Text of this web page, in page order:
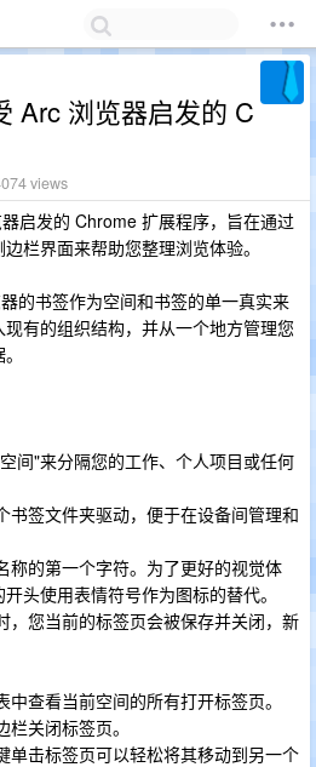
Arc 浏览器启发的 C
views
启发的 Chrome 扩展程序，旨在通过
栏界面来帮助您整理浏览体验。
的书签作为空间和书签的单一真实来
有的组织结构，并从一个地方管理您
间"来分隔您的工作、个人项目或任何
书签文件夹驱动，便于在设备间管理和
称的第一个字符。为了更好的视觉体
头使用表情符号作为图标的替代。
，您当前的标签页会被保存并关闭，新
查看当前空间的所有打开标签页。
关闭标签页。
单击标签页可以轻松将其移动到另一个